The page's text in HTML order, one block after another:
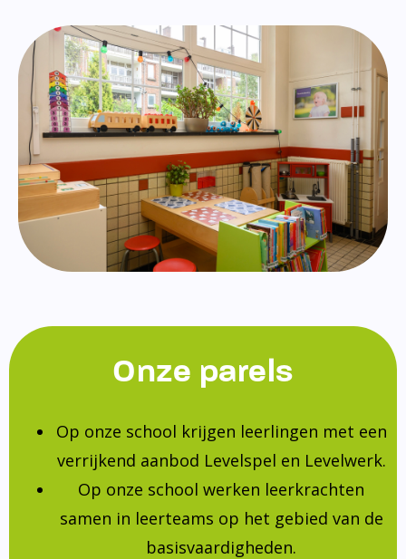
Onze parels
Op onze school krijgen leerlingen met een
verrijkend aanbod Levelspel en Levelwerk.
Op onze school werken leerkrachten
samen in leerteams op het gebied van de
basisvaardigheden.